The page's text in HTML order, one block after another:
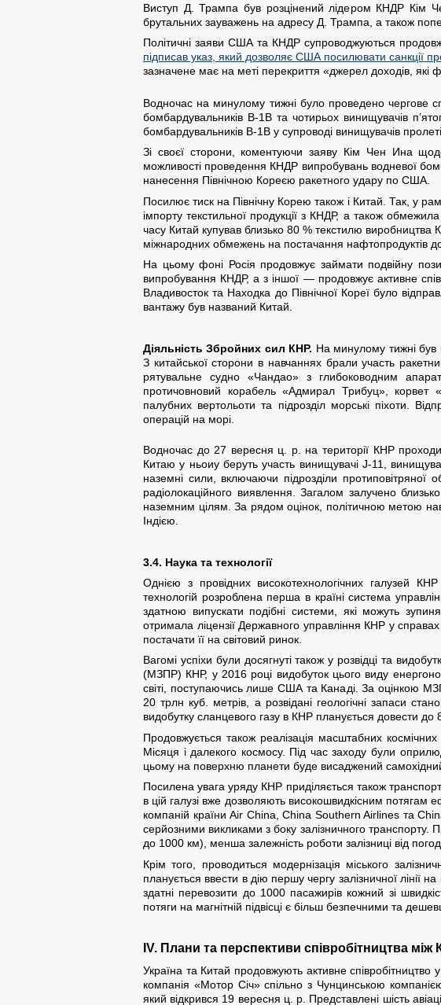
Виступ Д. Трампа був розцінений лідером КНДР Кім
брутальних зауважень на адресу Д. Трампа, а також
Політичні заяви США та КНДР супроводжуються
підписав указ, який дозволяє США посилювати санкції
зазначене має на меті перекриття «джерел доходів,
Водночас на минулому тижні було проведено чергове
бомбардувальників В-1В та чотирьох винищувачів
бомбардувальників В-1В у супроводі винищувачів
Зі своєї сторони, коментуючи заяву Кім Чен Ина
можливості проведення КНДР випробувань водневої
нанесення Північною Кореєю ракетного удару по США.
Посилює тиск на Північну Корею також і Китай. Так, у
імпорту текстильної продукції з КНДР, а також
часу Китай купував близько 80 % текстилю
міжнародних обмежень на постачання нафтопродуктів
На цьому фоні Росія продовжує займати подвійну
випробування КНДР, а з іншої — продовжує активне
Владивосток та Находка до Північної Кореї було
вантажу був названий Китай.
Діяльність Збройних сил КНР. На минулому тижні був
З китайської сторони в навчаннях брали участь
рятувальне судно «Чандао» з глибоководним
протичовновий корабель «Адмирал Трибуц»,
палубних вертольоти та підрозділ морські піхоти.
операцій на морі.
Водночас до 27 вересня ц. р. на території КНР
Китаю у ньоиу беруть участь винищувачі J-11,
наземні сили, включаючи підрозділи
радіолокаційного виявлення. Загалом залучено
наземним цілям. За рядом оцінок, політичною метою
Індією.
3.4. Наука та технології
Однією з провідних високотехнологічних галузей
технологій розроблена перша в країні система
здатною випускати подібні системи, які можуть
отримала ліцензії Державного управління КНР у
постачати її на світовий ринок.
Вагомі успіхи були досягнуті також у розвідці та
(МЗПР) КНР, у 2016 році видобуток цього виду
світі, поступаючись лише США та Канаді. За оцінкою
20 трлн куб. метрів, а розвідані геологічні запаси
видобутку сланцевого газу в КНР планується довести до
Продовжується також реалізація масштабних
Місяця і далекого космосу. Під час заходу були
цьому на поверхню планети буде висаджений
Посилена увага уряду КНР приділяється також
в цій галузі вже дозволяють високошвидкісним потягам
компаній країни Air China, China Southern Airlines та
серйозними викликами з боку залізничного транспорту.
до 1000 км), менша залежність роботи залізниці від
Крім того, проводиться модернізація міського
планується ввести в дію першу чергу залізничної лінії
здатні перевозити до 1000 пасажирів кожний зі
потяги на магнітній підвісці є більш безпечними та
ІV. Плани та перспективи співробітництва
Україна та Китай продовжують активне співробітництво
компанія «Мотор Січ» спільно з Чунцинською
який відкрився 19 вересня ц. р. Представлені шість